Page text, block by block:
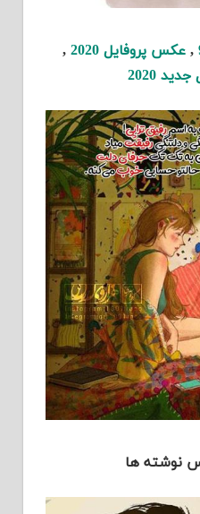
,عکس پروفایل 2020
,
2020
نوشته ها